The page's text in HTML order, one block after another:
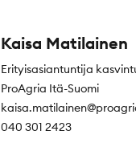
Kaisa Matilainen
Erityisasiantuntija
ProAgria Itä-Suomi
040 301 2423